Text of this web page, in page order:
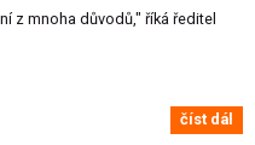
z mnoha důvodů," říká ředitel
číst dál